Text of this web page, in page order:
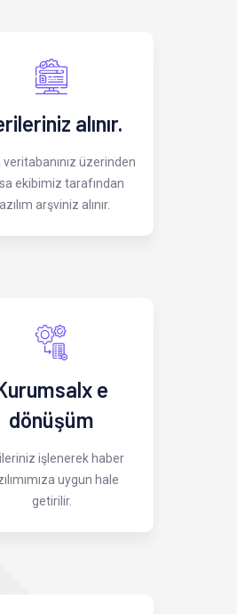
alınır.
veritabanınız üzerinden
ekibimiz tarafından
arşviniz alınır.
e
dönüşüm
işlenerek haber
uygun hale
getirilir.